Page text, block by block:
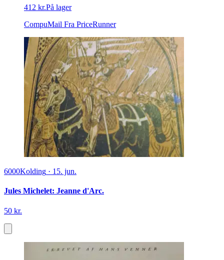
412 kr.På lager
CompuMail Fra PriceRunner
6000Kolding · 15. jun.
Jules Michelet: Jeanne d'Arc.
50 kr.